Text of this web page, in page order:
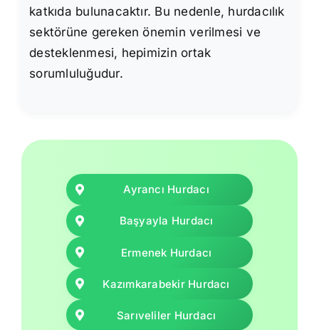
katkıda bulunacaktır. Bu nedenle, hurdacılık
sektörüne gereken önemin verilmesi ve
desteklenmesi, hepimizin ortak
sorumluluğudur.
Ayrancı Hurdacı
Başyayla Hurdacı
Ermenek Hurdacı
Kazımkarabekir Hurdacı
Sarıveliler Hurdacı